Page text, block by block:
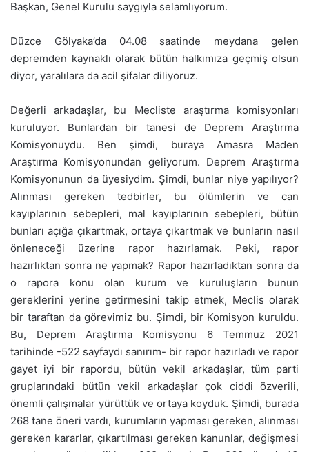
Başkan, Genel Kurulu saygıyla selamlıyorum.
Düzce Gölyaka’da 04.08 saatinde meydana gelen
depremden kaynaklı olarak bütün halkımıza geçmiş olsun
diyor, yaralılara da acil şifalar diliyoruz.
Değerli arkadaşlar, bu Mecliste araştırma komisyonları
kuruluyor. Bunlardan bir tanesi de Deprem Araştırma
Komisyonuydu. Ben şimdi, buraya Amasra Maden
Araştırma Komisyonundan geliyorum. Deprem Araştırma
Komisyonunun da üyesiydim. Şimdi, bunlar niye yapılıyor?
Alınması gereken tedbirler, bu ölümlerin ve can
kayıplarının sebepleri, mal kayıplarının sebepleri, bütün
bunları açığa çıkartmak, ortaya çıkartmak ve bunların nasıl
önleneceği üzerine rapor hazırlamak. Peki, rapor
hazırlıktan sonra ne yapmak? Rapor hazırladıktan sonra da
o rapora konu olan kurum ve kuruluşların bunun
gereklerini yerine getirmesini takip etmek, Meclis olarak
bir taraftan da görevimiz bu. Şimdi, bir Komisyon kuruldu.
Bu, Deprem Araştırma Komisyonu 6 Temmuz 2021
tarihinde -522 sayfaydı sanırım- bir rapor hazırladı ve rapor
gayet iyi bir rapordu, bütün vekil arkadaşlar, tüm parti
gruplarındaki bütün vekil arkadaşlar çok ciddi özverili,
önemli çalışmalar yürüttük ve ortaya koyduk. Şimdi, burada
268 tane öneri vardı, kurumların yapması gereken, alınması
gereken kararlar, çıkartılması gereken kanunlar, değişmesi